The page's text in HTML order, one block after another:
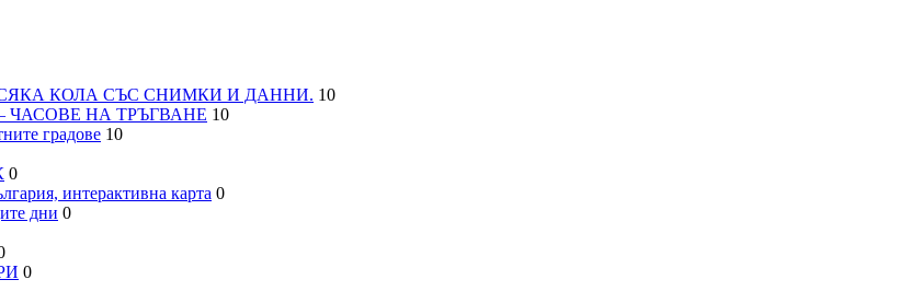
КОЛА СЪС СНИМКИ И ДАННИ. 10
ЧАСОВЕ НА ТРЪГВАНЕ 10
градове 10
0
интерактивна карта 0
дни 0
0